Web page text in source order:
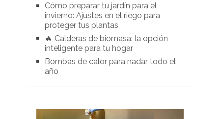
Cómo preparar tu jardín para el
invierno: Ajustes en el riego para
proteger tus plantas
🔥 Calderas de biomasa: la opción
inteligente para tu hogar
Bombas de calor para nadar todo el
año